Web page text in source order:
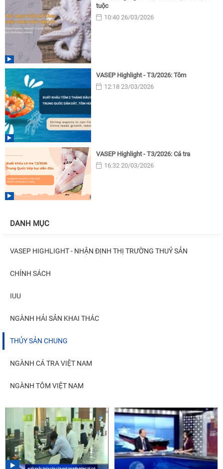
tuộc
10:40 26/03/2026
VASEP Highlight - T3/2026: Tôm
12:18 23/03/2026
VASEP Highlight - T3/2026: Cá tra
16:32 20/03/2026
DANH MỤC
VASEP HIGHLIGHT - NHẬN ĐỊNH THỊ TRƯỜNG THUỶ SẢN
CHÍNH SÁCH
IUU
NGÀNH HẢI SẢN KHAI THÁC
THỦY SẢN CHUNG
NGÀNH CÁ TRA VIỆT NAM
NGÀNH TÔM VIỆT NAM